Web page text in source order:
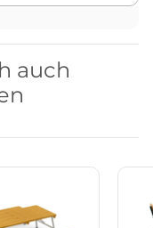
auch